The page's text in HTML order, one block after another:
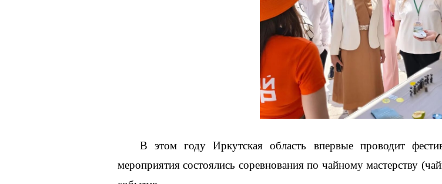
В этом году Иркутская область впервые проводит
мероприятия состоялись соревнования по чайному мастерству